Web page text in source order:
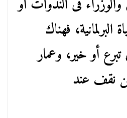
والوزراء فى الندوات أو
البرلمانية، فهناك
أو خير، وعمار
نقف عند